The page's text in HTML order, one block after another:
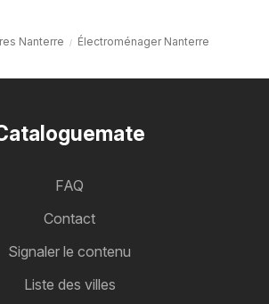
Nanterre Électroménager Nanterre
FAQ
Contact
Signaler le contenu
Liste des villes